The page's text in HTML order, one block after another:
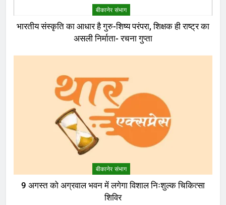
बीकानेर संभाग
भारतीय संस्कृति का आधार है गुरु-शिष्य परंपरा, शिक्षक ही राष्ट्र का
असली निर्माता- रचना गुप्ता
बीकानेर संभाग
9 अगस्त को अग्रवाल भवन में लगेगा विशाल निःशुल्क चिकित्सा
शिविर